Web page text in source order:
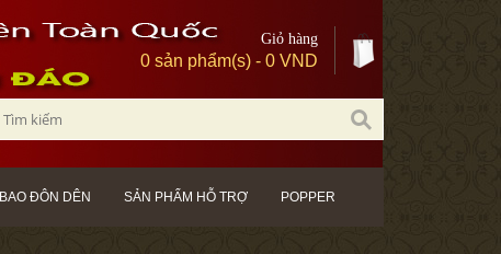
Giỏ hàng
0 sản phẩm(s) - 0 VND
BAO ĐÔN DÊN SẢN PHẨM HỖ TRỢ POPPER